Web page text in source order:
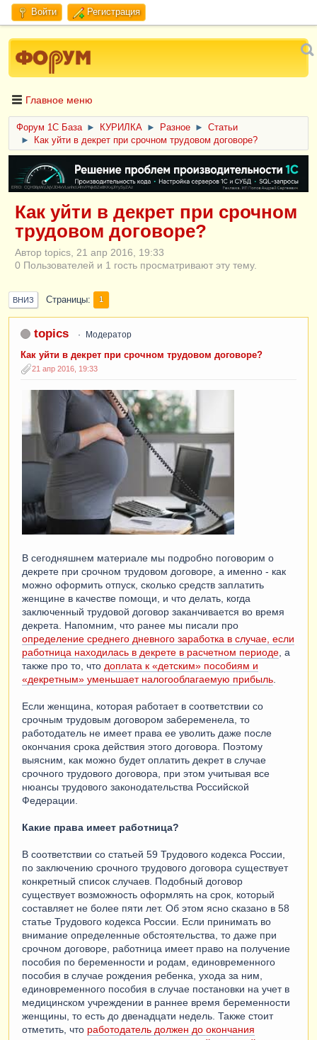
Войти Регистрация
Главное меню
Форум 1C База ► КУРИЛКА ► Разное ►
Статьи
►
Как уйти в декрет при срочном трудовом договоре?
ERID: CQH36pWzJqVJD4xVLsnhcU4hVPNjkBZe8KKxjJiYySyZAz
Как уйти в декрет при срочном
трудовом договоре?
Автор topics, 21 апр 2016, 19:33
0 Пользователей и 1 гость просматривают эту тему.
ВНИЗ Страницы 1
topics Модератор
Как уйти в декрет при срочном трудовом договоре?
21 апр 2016, 19:33
В сегодняшнем материале мы подробно поговорим о
декрете при срочном трудовом договоре, а именно - как
можно оформить отпуск, сколько средств заплатить
женщине в качестве помощи, и что делать, когда
заключенный трудовой договор заканчивается во время
декрета. Напомним, что ранее мы писали про
определение среднего дневного заработка в случае, если
работница находилась в декрете в расчетном периоде , а
также про то, что доплата к «детским» пособиям и
«декретным» уменьшает налогооблагаемую прибыль
Если женщина, которая работает в соответствии со
срочным трудовым договором забеременела, то
работодатель не имеет права ее уволить даже после
окончания срока действия этого договора. Поэтому
выясним, как можно будет оплатить декрет в случае
срочного трудового договора, при этом учитывая все
нюансы трудового законодательства Российской
Федерации.
Какие права имеет работница?
В соответствии со статьей 59 Трудового кодекса России,
по заключению срочного трудового договора существует
конкретный список случаев. Подобный договор
существует возможность оформлять на срок, который
составляет не более пяти лет. Об этом ясно сказано в 58
статье Трудового кодекса России. Если принимать во
внимание определенные обстоятельства, то даже при
срочном договоре, работница имеет право на получение
пособия по беременности и родам, единовременного
пособия в случае рождения ребенка, ухода за ним,
единовременного пособия в случае постановки на учет в
медицинском учреждении в раннее время беременности
женщины, то есть до двенадцати недель. Также стоит
отметить, что работодатель должен до окончания